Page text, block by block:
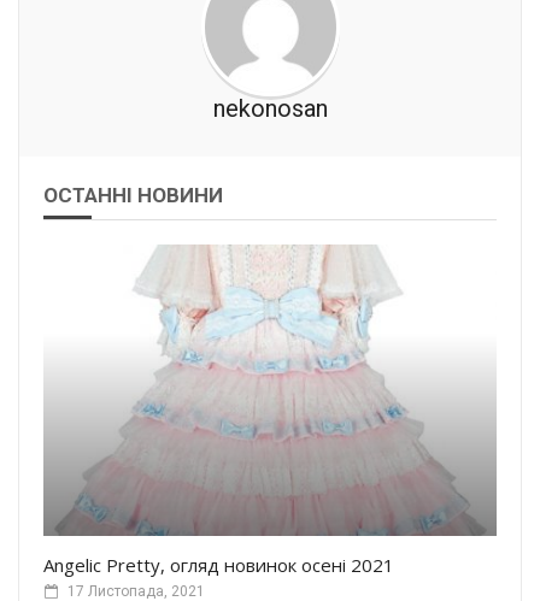
nekonosan
ОСТАННІ НОВИНИ
Angelic Pretty, огляд новинок осені 2021
17 Листопада, 2021